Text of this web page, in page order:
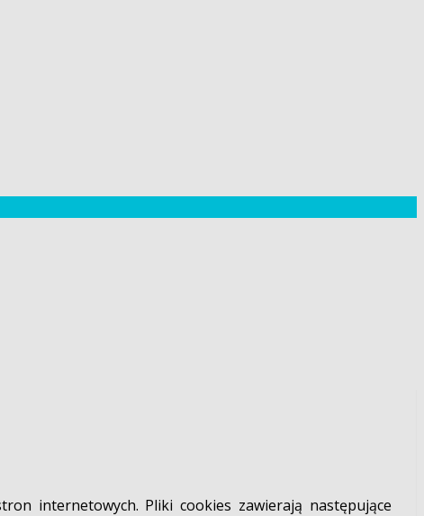
internetowych. Pliki cookies zawierają następujące